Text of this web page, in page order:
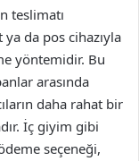
teslimatı
da pos cihazıyla
yöntemidir. Bu
arasında
daha rahat bir
İç giyim gibi
seçeneği,